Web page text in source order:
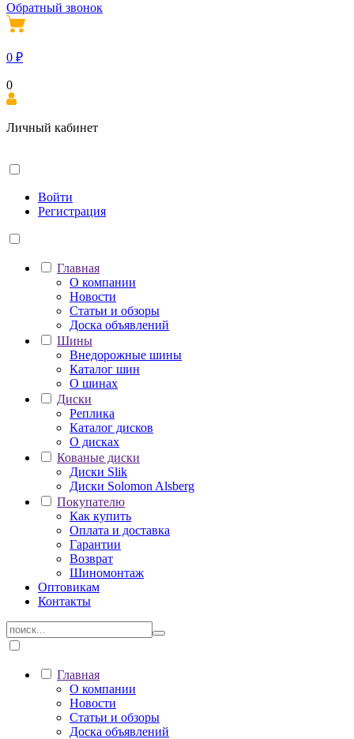
Обратный звонок
0 ₽
0
Личный кабинет
Войти
Регистрация
Главная
О компании
Новости
Статьи и обзоры
Доска объявлений
Шины
Внедорожные шины
Каталог шин
О шинах
Диски
Реплика
Каталог дисков
О дисках
Кованые диски
Диски Slik
Диски Solomon Alsberg
Покупателю
Как купить
Оплата и доставка
Гарантии
Возврат
Шиномонтаж
Оптовикам
Контакты
Главная
О компании
Новости
Статьи и обзоры
Доска объявлений